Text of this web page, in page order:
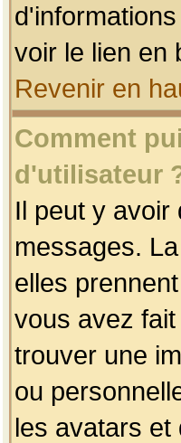
voir le lien en
Revenir en
Comment
d'utilisateur
Il peut y avoir
messages.
elles
vous avez
trouver une
ou
les avatars et